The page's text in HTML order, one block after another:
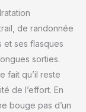
des
une
à
système
pour
de randonnée
et ses flasques
sorties.
fait qu’il reste
de l’effort. En
bouge pas d’un